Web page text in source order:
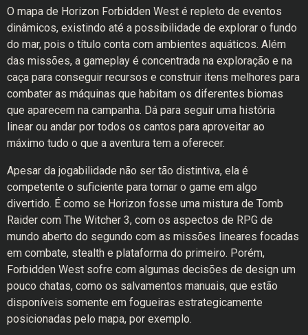
O mapa de Horizon Forbidden West é repleto de eventos
dinâmicos, existindo até a possibilidade de explorar o fundo
do mar, pois o título conta com ambientes aquáticos. Além
das missões, a gameplay é concentrada na exploração e na
caça para conseguir recursos e construir itens melhores para
combater as máquinas que habitam os diferentes biomas
que aparecem na campanha. Dá para seguir uma história
linear ou andar por todos os cantos para aproveitar ao
máximo tudo o que a aventura tem a oferecer.
Apesar da jogabilidade não ser tão distintiva, ela é
competente o suficiente para tornar o game em algo
divertido. É como se Horizon fosse uma mistura de Tomb
Raider com The Witcher 3, com os aspectos de RPG de
mundo aberto do segundo com as missões lineares focadas
em combate, stealth e plataforma do primeiro. Porém,
Forbidden West sofre com algumas decisões de design um
pouco chatas, como os salvamentos manuais, que estão
disponíveis somente em fogueiras estrategicamente
posicionadas pelo mapa, por exemplo.